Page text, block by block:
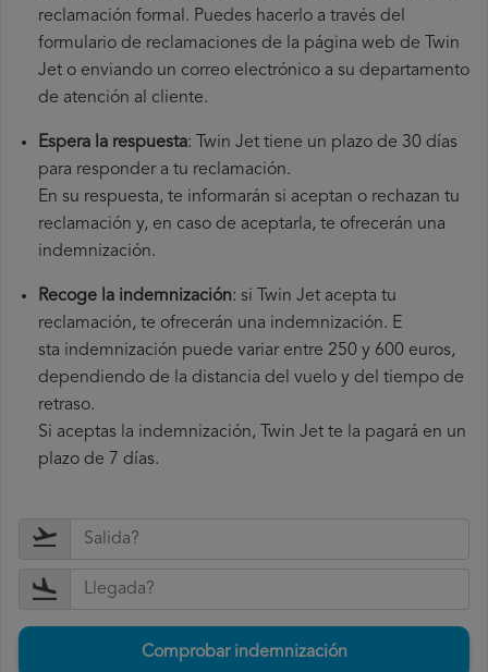
reclamación formal. Puedes hacerlo a través del
formulario de reclamaciones de la página web de Twin
Jet o enviando un correo electrónico a su departamento
de atención al cliente.
Espera la respuesta: Twin Jet tiene un plazo de 30 días
para responder a tu reclamación.
En su respuesta, te informarán si aceptan o rechazan tu
reclamación y, en caso de aceptarla, te ofrecerán una
indemnización.
Recoge la indemnización: si Twin Jet acepta tu
reclamación, te ofrecerán una indemnización. E
sta indemnización puede variar entre 250 y 600 euros,
dependiendo de la distancia del vuelo y del tiempo de
retraso.
Si aceptas la indemnización, Twin Jet te la pagará en un
plazo de 7 días.
Comprobar indemnización